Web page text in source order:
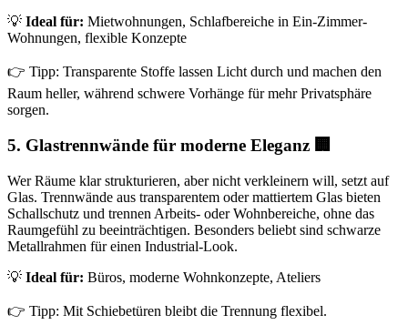
💡 Ideal für: Mietwohnungen, Schlafbereiche in Ein-Zimmer-
Wohnungen, flexible Konzepte
👉 Tipp: Transparente Stoffe lassen Licht durch und machen den
Raum heller, während schwere Vorhänge für mehr Privatsphäre
sorgen.
5. Glastrennwände für moderne Eleganz 🏢
Wer Räume klar strukturieren, aber nicht verkleinern will, setzt auf
Glas. Trennwände aus transparentem oder mattiertem Glas bieten
Schallschutz und trennen Arbeits- oder Wohnbereiche, ohne das
Raumgefühl zu beeinträchtigen. Besonders beliebt sind schwarze
Metallrahmen für einen Industrial-Look.
💡 Ideal für: Büros, moderne Wohnkonzepte, Ateliers
👉 Tipp: Mit Schiebetüren bleibt die Trennung flexibel.